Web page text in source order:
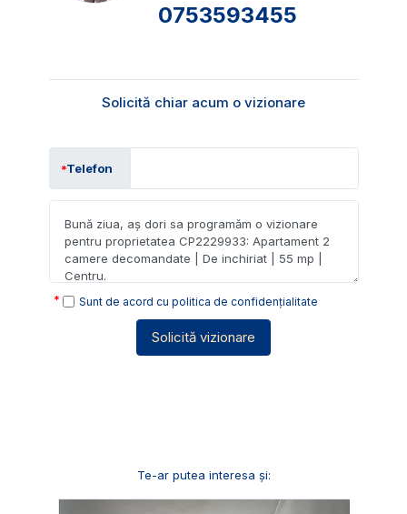
0753593455
Solicită chiar acum o vizionare
Telefon
Sunt de acord cu politica de confidențialitate
Solicită vizionare
Te-ar putea interesa și: